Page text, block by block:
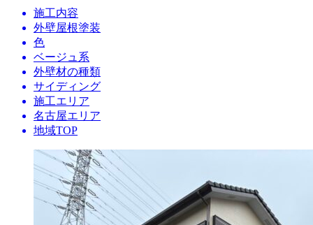
施工内容
外壁屋根塗装
色
ベージュ系
外壁材の種類
サイディング
施工エリア
名古屋エリア
地域TOP